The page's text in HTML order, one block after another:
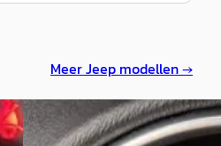
MeerJeep modellen →
D
Jeep Wrangler·2018